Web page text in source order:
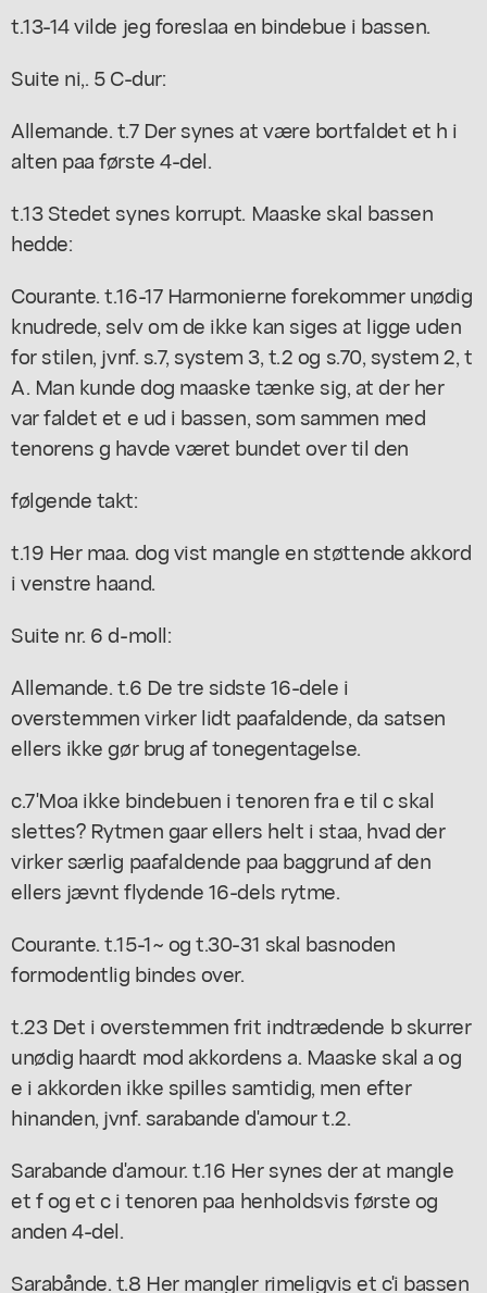
t.13-14 vilde jeg foreslaa en bindebue i bassen.
Suite ni,. 5 C-dur:
Allemande. t.7 Der synes at være bortfaldet et h i
alten paa første 4-del.
t.13 Stedet synes korrupt. Maaske skal bassen
hedde:
Courante. t.16-17 Harmonierne forekommer unødig
knudrede, selv om de ikke kan siges at ligge uden
for stilen, jvnf. s.7, system 3, t.2 og s.70, system 2, t
A. Man kunde dog maaske tænke sig, at der her
var faldet et e ud i bassen, som sammen med
tenorens g havde været bundet over til den
følgende takt:
t.19 Her maa. dog vist mangle en støttende akkord
i venstre haand.
Suite nr. 6 d-moll:
Allemande. t.6 De tre sidste 16-dele i
overstemmen virker lidt paafaldende, da satsen
ellers ikke gør brug af tonegentagelse.
c.7'Moa ikke bindebuen i tenoren fra e til c skal
slettes? Rytmen gaar ellers helt i staa, hvad der
virker særlig paafaldende paa baggrund af den
ellers jævnt flydende 16-dels rytme.
Courante. t.15-1~ og t.30-31 skal basnoden
formodentlig bindes over.
t.23 Det i overstemmen frit indtrædende b skurrer
unødig haardt mod akkordens a. Maaske skal a og
e i akkorden ikke spilles samtidig, men efter
hinanden, jvnf. sarabande d'amour t.2.
Sarabande d'amour. t.16 Her synes der at mangle
et f og et c i tenoren paa henholdsvis første og
anden 4-del.
Sarabånde. t.8 Her mangler rimeligvis et c'i bassen